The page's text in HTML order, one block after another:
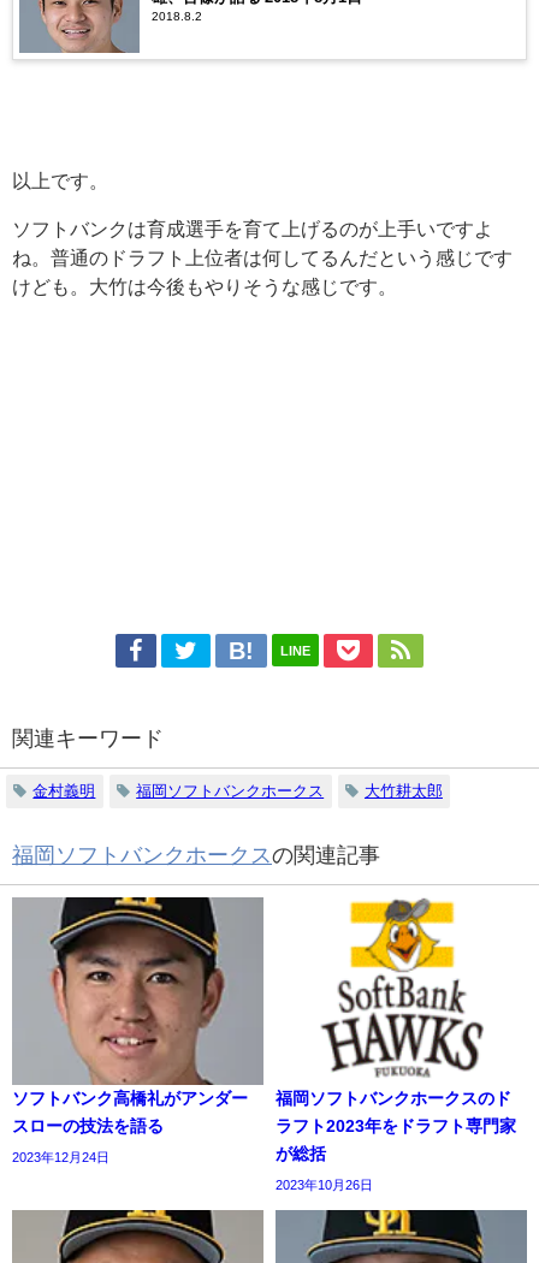
2018.8.2
以上です。
ソフトバンクは育成選手を育て上げるのが上手いですよ
ね。普通のドラフト上位者は何してるんだという感じです
けども。大竹は今後もやりそうな感じです。
LINE
関連キーワード
金村義明 福岡ソフトバンクホークス 大竹耕太郎
福岡ソフトバンクホークス の関連記事
ソフトバンク高橋礼がアンダー
スローの技法を語る
2023年12月24日
福岡ソフトバンクホークスのド
ラフト2023年をドラフト専門家
が総括
2023年10月26日